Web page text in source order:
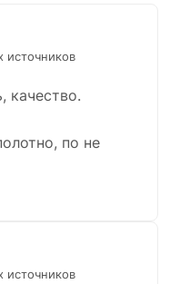
источников
качество.
по не
источников